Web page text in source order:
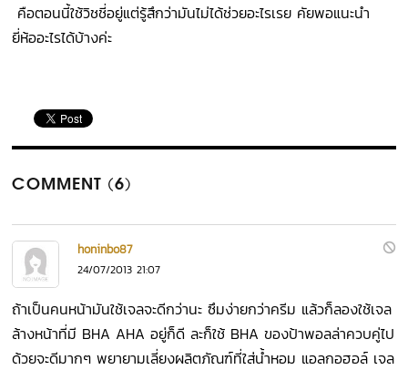
คือตอนนี้ใช้วิชชี่อยู่แต่รู้สึกว่ามันไม่ได้ช่วยอะไรเรย คัยพอแนะนำ
ยี่ห้ออะไรได้บ้างค่ะ
COMMENT (6)
honinbo87
24/07/2013 21:07
ถ้าเป็นคนหน้ามันใช้เจลจะดีกว่านะ ซึมง่ายกว่าครีม แล้วก็ลองใช้เจล
ล้างหน้าที่มี BHA AHA อยู่ก็ดี ละก็ใช้ BHA ของป้าพอลล่าควบคู่ไป
ด้วยจะดีมากๆ พยายามเลี่ยงผลิตภัณฑ์ที่ใส่น้ำหอม แอลกอฮอล์ เจล